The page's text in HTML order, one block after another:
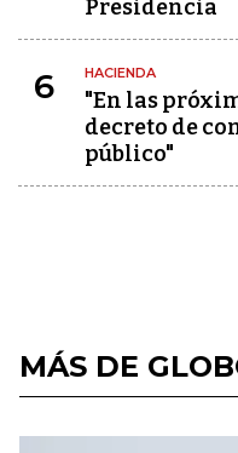
Presidencia
6 HACIENDA
"En las
decreto de
público"
MÁS DE